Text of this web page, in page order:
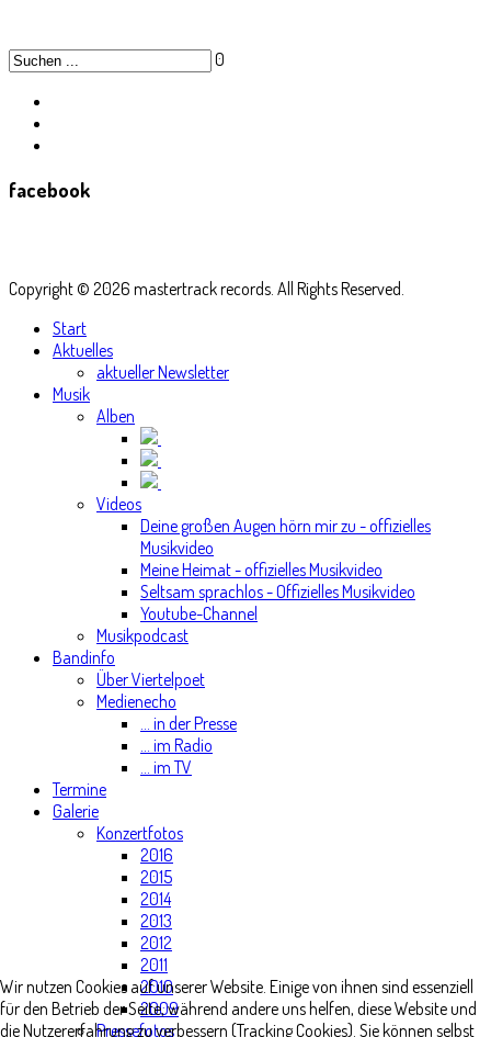
0
facebook
Copyright © 2026 mastertrack records. All Rights Reserved.
Start
Aktuelles
aktueller Newsletter
Musik
Alben
Videos
Deine großen Augen hörn mir zu - offizielles
Musikvideo
Meine Heimat - offizielles Musikvideo
Seltsam sprachlos - Offizielles Musikvideo
Youtube-Channel
Musikpodcast
Bandinfo
Über Viertelpoet
Medienecho
... in der Presse
... im Radio
... im TV
Termine
Galerie
Konzertfotos
2016
2015
2014
2013
2012
2011
2010
2009
Pressefotos
Wir nutzen Cookies auf unserer Website. Einige von ihnen sind essenziell
für den Betrieb der Seite, während andere uns helfen, diese Website und
die Nutzererfahrung zu verbessern (Tracking Cookies). Sie können selbst